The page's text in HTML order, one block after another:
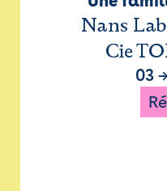
Nans
Cie
03 →